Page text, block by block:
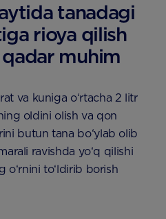
tanadagi
rioya qilish
muhim
va kuniga o‘rtacha 2 litr
oldini olish va qon
butun tana bo‘ylab olib
ravishda yo‘q qilishi
o‘rnini to‘ldirib borish